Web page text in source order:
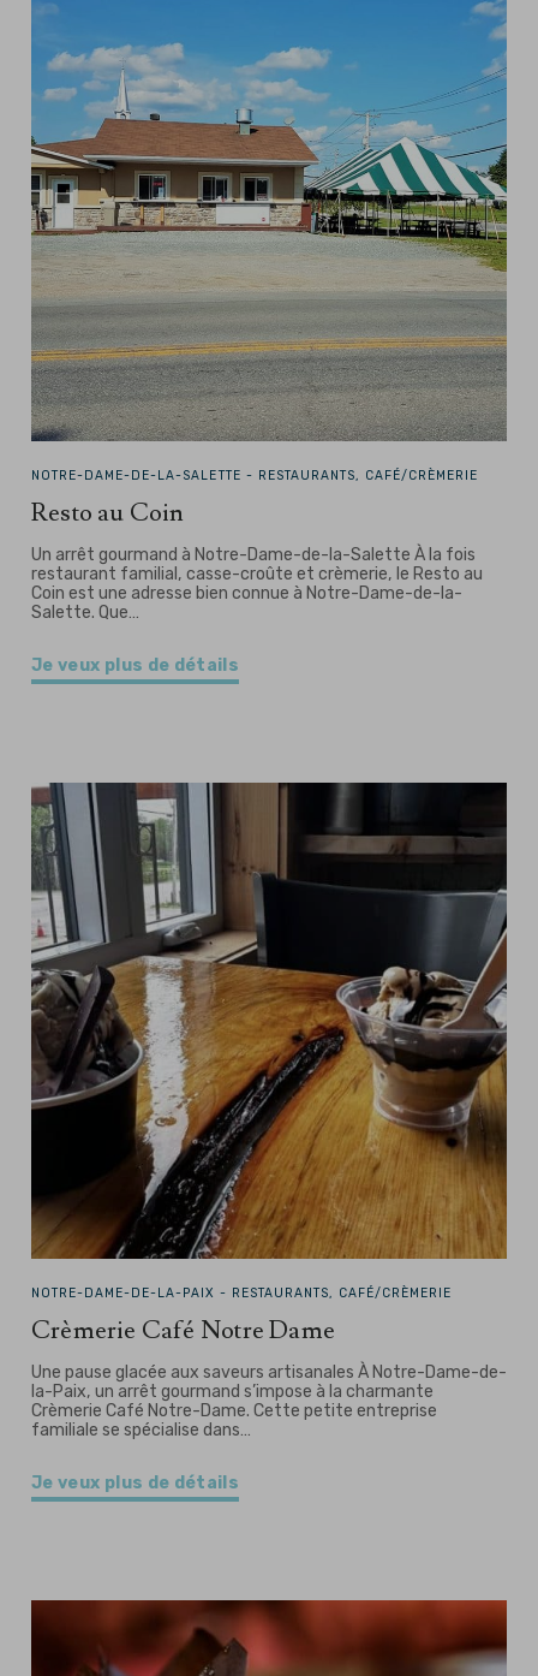
NOTRE-DAME-DE-LA-SALETTE - RESTAURANTS, CAFÉ/CRÈMERIE
Resto au Coin
Un arrêt gourmand à Notre-Dame-de-la-Salette À la fois
restaurant familial, casse-croûte et crèmerie, le Resto au
Coin est une adresse bien connue à Notre-Dame-de-la-
Salette. Que…
Je veux plus de détails
NOTRE-DAME-DE-LA-PAIX - RESTAURANTS, CAFÉ/CRÈMERIE
Crèmerie Café Notre Dame
Une pause glacée aux saveurs artisanales À Notre-Dame-de-
la-Paix, un arrêt gourmand s’impose à la charmante
Crèmerie Café Notre-Dame. Cette petite entreprise
familiale se spécialise dans…
Je veux plus de détails